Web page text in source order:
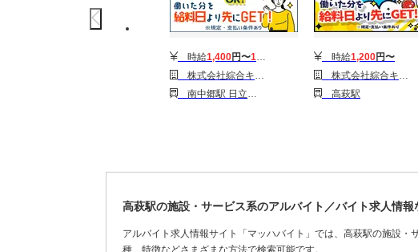
時給1,400円〜1,750
株式会社綜合キャリアオプション(1314GH0810G9★28-S)
南中郷駅 日立駅 水戸駅
時給1,200円〜
株式会社綜合キャリアオプション(1314GH0810G9★63-N)
高萩駅
高萩駅の施設・サービス系のアルバイト／バイト求人情報
アルバイト求人情報サイト「マッハバイト」では、高萩駅の施設
種、特徴などさまざまな方法で検索可能です。